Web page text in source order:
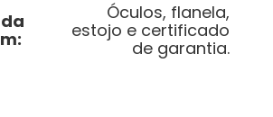
:
Óculos, flanela,
estojo e certificado
de garantia.